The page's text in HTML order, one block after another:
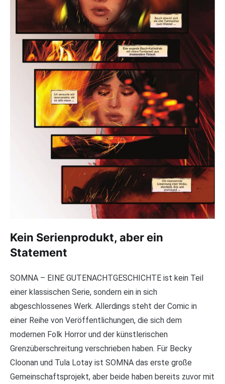
Kein Serienprodukt, aber ein
Statement
SOMNA – EINE GUTENACHTGESCHICHTE ist kein Teil
einer klassischen Serie, sondern ein in sich
abgeschlossenes Werk. Allerdings steht der Comic in
einer Reihe von Veröffentlichungen, die sich dem
modernen Folk Horror und der künstlerischen
Grenzüberschreitung verschrieben haben. Für Becky
Cloonan und Tula Lotay ist SOMNA das erste große
Gemeinschaftsprojekt, aber beide haben bereits zuvor mit